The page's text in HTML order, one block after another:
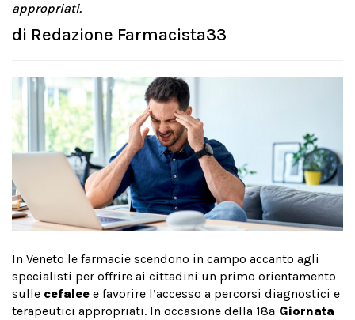
appropriati.
di Redazione Farmacista33
In Veneto le farmacie scendono in campo accanto agli
specialisti per offrire ai cittadini un primo orientamento
sulle cefalee e favorire l’accesso a percorsi diagnostici e
terapeutici appropriati. In occasione della 18ª Giornata